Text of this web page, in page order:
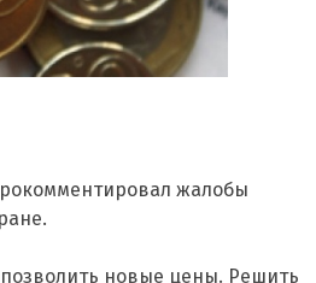
жалобы
новые цены. Решить